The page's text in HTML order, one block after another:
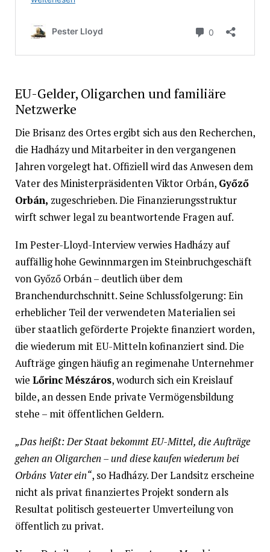
EU-Gelder, Oligarchen und familiäre
Netzwerke
Die Brisanz des Ortes ergibt sich aus den Recherchen,
die Hadházy und Mitarbeiter in den vergangenen
Jahren vorgelegt hat. Offiziell wird das Anwesen dem
Vater des Ministerpräsidenten Viktor Orbán, Győző
Orbán, zugeschrieben. Die Finanzierungsstruktur
wirft schwer legal zu beantwortende Fragen auf.
Im Pester-Lloyd-Interview verwies Hadházy auf
auffällig hohe Gewinnmargen im Steinbruchgeschäft
von Győző Orbán – deutlich über dem
Branchendurchschnitt. Seine Schlussfolgerung: Ein
erheblicher Teil der verwendeten Materialien sei
über staatlich geförderte Projekte finanziert worden,
die wiederum mit EU-Mitteln kofinanziert sind. Die
Aufträge gingen häufig an regimenahe Unternehmer
wie Lőrinc Mészáros, wodurch sich ein Kreislauf
bilde, an dessen Ende private Vermögensbildung
stehe – mit öffentlichen Geldern.
„Das heißt: Der Staat bekommt EU-Mittel, die Aufträge
gehen an Oligarchen – und diese kaufen wiederum bei
Orbáns Vater ein“, so Hadházy. Der Landsitz erscheine
nicht als privat finanziertes Projekt sondern als
Resultat politisch gesteuerter Umverteilung von
öffentlich zu privat.